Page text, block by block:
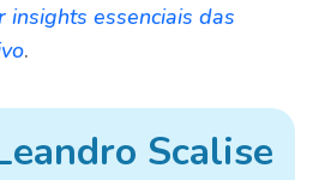
insights essenciais das
.
Scalise